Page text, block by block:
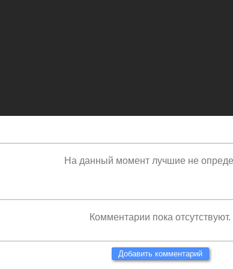
На данный момент лучшие не
Комментарии пока отсутствуют.
Добавить комментарий